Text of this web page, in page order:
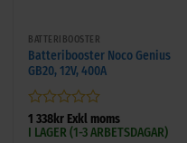
BATTERIBOOSTER
Batteribooster Noco Genius
GB20, 12V, 400A
Betygsatt
0
1 338kr Exkl moms
I LAGER (1-3 ARBETSDAGAR)